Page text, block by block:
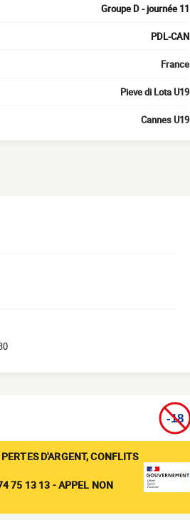
Groupe D - journée 11
PDL-CAN
France
Pieve di Lota U19
Cannes U19
D'ARGENT, CONFLITS
75 13 13 - APPEL NON